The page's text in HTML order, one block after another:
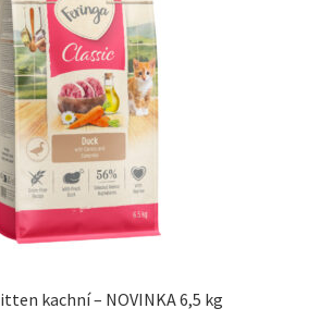
kachní – NOVINKA 6,5 kg